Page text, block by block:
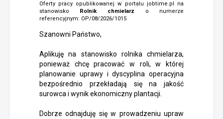
Oferty pracy opublikowanej w portalu jobtime.pl na
stanowisko Rolnik chmielarz o numerze
referencyjnym: OP/08/2026/1015
Szanowni Państwo,
Aplikuję na stanowisko rolnika chmielarza,
ponieważ chcę pracować w roli, w której
planowanie uprawy i dyscyplina operacyjna
bezpośrednio przekładają się na jakość
surowca i wynik ekonomiczny plantacji.
Dobrze odnajduję się w prowadzeniu upraw